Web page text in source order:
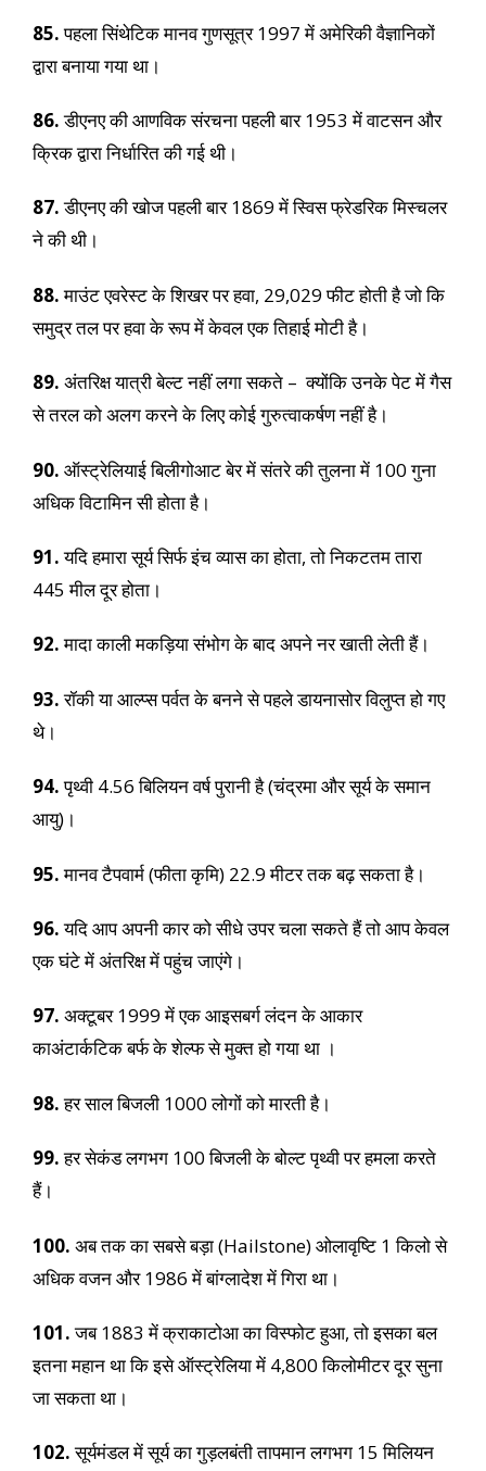
85.पहला सिंथेटिक मानव गुणसूत्र 1997 में अमेरिकी वैज्ञानिकों
द्वारा बनाया गया था।
86.डीएनए की आणविक संरचना पहली बार 1953 में वाटसन और
क्रिक द्वारा निर्धारित की गई थी।
87.डीएनए की खोज पहली बार 1869 में स्विस फ्रेडरिक मिस्चलर
ने की थी।
88.माउंट एवरेस्ट के शिखर पर हवा, 29,029 फीट होती है जो कि
समुद्र तल पर हवा के रूप में केवल एक तिहाई मोटी है।
89. अंतरिक्ष यात्री बेल्ट नहीं लगा सकते – क्योंकि उनके पेट में गैस
से तरल को अलग करने के लिए कोई गुरुत्वाकर्षण नहीं है।
90. ऑस्ट्रेलियाई बिलीगोआट बेर में संतरे की तुलना में 100 गुना
अधिक विटामिन सी होता है।
91.यदि हमारा सूर्य सिर्फ इंच व्यास का होता, तो निकटतम तारा
445 मील दूर होता।
92.मादा काली मकड़िया संभोग के बाद अपने नर खाती लेती हैं।
93.रॉकी या आल्प्स पर्वत के बनने से पहले डायनासोर विलुप्त हो गए
थे।
94.पृथ्वी 4.56 बिलियन वर्ष पुरानी है (चंद्रमा और सूर्य के समान
आयु)।
95.मानव टैपवार्म (फीता कृमि) 22.9 मीटर तक बढ़ सकता है।
96.यदि आप अपनी कार को सीधे उपर चला सकते हैं तो आप केवल
एक घंटे में अंतरिक्ष में पहुंच जाएंगे।
97. अक्टूबर 1999 में एक आइसबर्ग लंदन के आकार
काअंटार्कटिक बर्फ के शेल्फ से मुक्त हो गया था ।
98.हर साल बिजली 1000 लोगों को मारती है।
99.हर सेकंड लगभग 100 बिजली के बोल्ट पृथ्वी पर हमला करते
हैं।
100. अब तक का सबसे बड़ा (Hailstone) ओलावृष्टि 1 किलो से
अधिक वजन और 1986 में बांग्लादेश में गिरा था।
101.जब 1883 में क्राकाटोआ का विस्फोट हुआ, तो इसका बल
इतना महान था कि इसे ऑस्ट्रेलिया में 4,800 किलोमीटर दूर सुना
जा सकता था।
102.सूर्यमंडल में सूर्य का गुड़लबंती तापमान लगभग 15 मिलियन